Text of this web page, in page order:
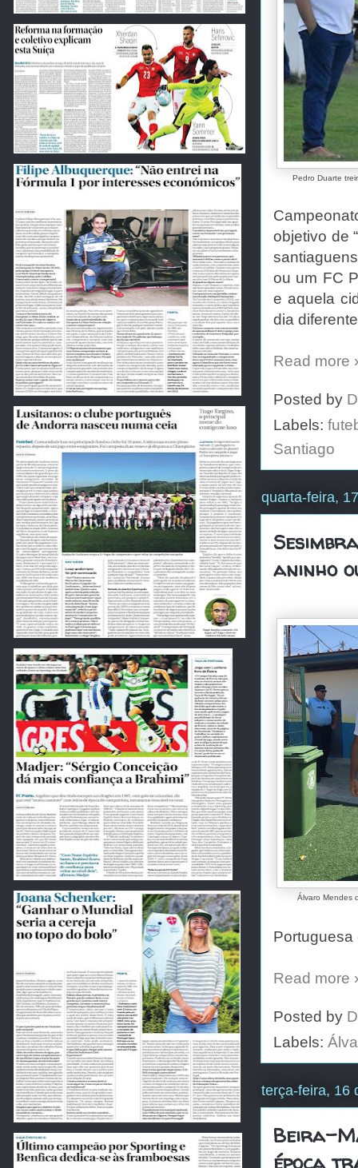
Pedro Duarte
objetivo de
ou um FC
e aquela
dia
Read more
Posted by
Labels:
Santiago
quarta-feira,
aninho
Álvaro Mendes
Portuguesa
Read more
Posted by
Labels:
terça-feira, 16
Beira-